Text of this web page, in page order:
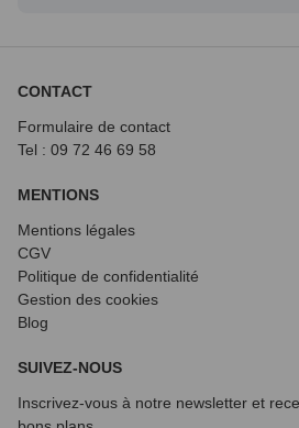
CONTACT
Formulaire de contact
Tel : 09 72 46 69 58
MENTIONS
Mentions légales
CGV
Politique de confidentialité
Gestion des cookies
Blog
SUIVEZ-NOUS
Inscrivez-vous à notre newsletter et